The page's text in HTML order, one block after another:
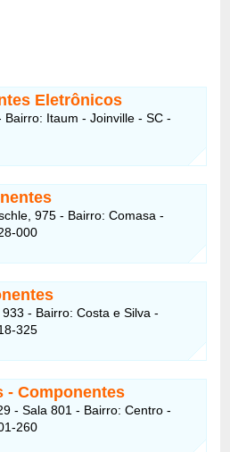
Eletrônicos
Itaum - Joinville - SC -
975 - Bairro: Comasa -
000
- Bairro: Costa e Silva -
325
- Componentes
- Sala 801 - Bairro: Centro -
260